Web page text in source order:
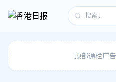
顶部通栏广